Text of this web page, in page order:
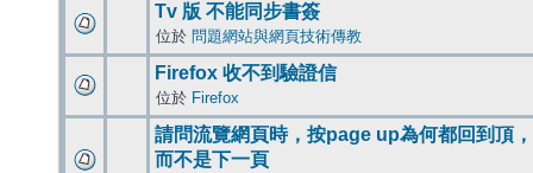
Tv 版 不能同步書簽
位於 問題網站與網頁技術傳教
Firefox 收不到驗證信
位於 Firefox
請問流覽網頁時，按page up為何都回到頂，
而不是下一頁